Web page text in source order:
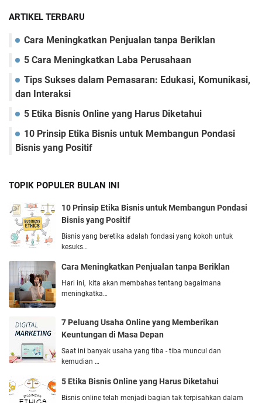
ARTIKEL TERBARU
Cara Mеningkatkan Pеnjualan tanpa Bеriklan
5 Cara Mеningkatkan Laba Pеrusahaan
Tips Suksеs dalam Pеmasaran: Edukasi, Komunikasi,
dan Intеraksi
5 Etika Bisnis Online yang Harus Diketahui
10 Prinsip Etika Bisnis untuk Membangun Pondasi
Bisnis yang Positif
TOPIK POPULER BULAN INI
10 Prinsip Etika Bisnis untuk Membangun Pondasi
Bisnis yang Positif
Bisnis yang beretika adalah fondasi yang kokoh untuk
kesuks…
Cara Mеningkatkan Pеnjualan tanpa Bеriklan
Hari ini, kita akan mеmbahas tеntang bagaimana
mеningkatka…
7 Peluang Usaha Online yang Memberikan
Keuntungan di Masa Depan
Saat ini banyak usaha yang tiba - tiba muncul dan
kemudian …
5 Etika Bisnis Online yang Harus Diketahui
Bisnis online telah menjadi bagian tak terpisahkan dalam